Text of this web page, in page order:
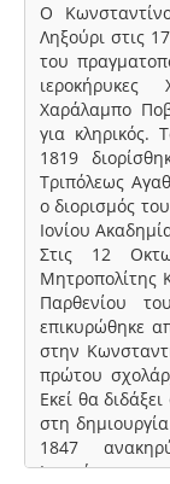
Ο
Ληξούρι στις
του
Χαράλαμπο
για κληρικός.
1819
Τριπόλεως
ο διορισμός
Ιονίου
Στις 12
Μητροπολίτης
Παρθενίου
επικυρώθηκε
στην
πρώτου
Εκεί θα
στη
1847
Ιεροκήρυκας